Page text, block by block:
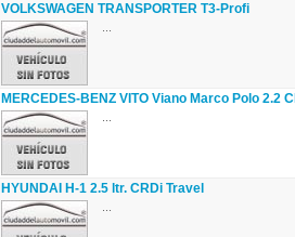
VOLKSWAGEN TRANSPORTER T3-Profi
MERCEDES-BENZ VITO Viano Marco Polo 2.2
HYUNDAI H-1 2.5 ltr. CRDi Travel